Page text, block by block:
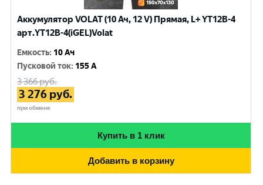
Аккумулятор VOLAT (10 Ач, 12 V) Прямая, L+ YT12B-4
арт.YT12B-4(iGEL)Volat
Емкость: 10 Ач
Пусковой ток: 155 A
3 366руб.
3 276 руб.
при обмене
Купить в 1 клик
Добавить в корзину